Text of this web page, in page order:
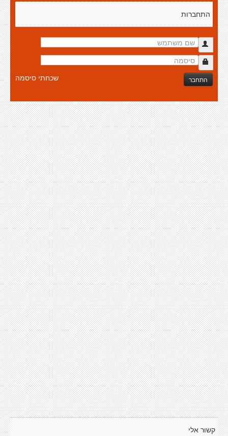
התחברות
התחבר שכחתי סיסמה
קשור אלי